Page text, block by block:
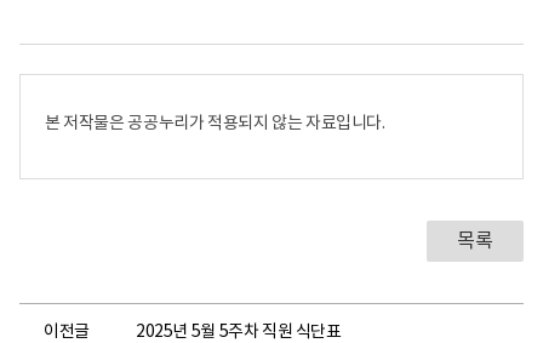
본 저작물은 공공누리가 적용되지 않는 자료입니다.
목록
이전글 2025년 5월 5주차 직원 식단표